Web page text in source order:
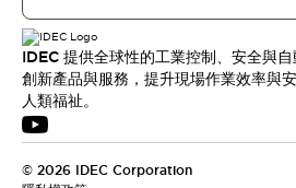
IDEC 提供全球性的工業控制、安全與
創新產品與服務，提升現場作業效率與
人類福祉。
© 2026 IDEC Corporation